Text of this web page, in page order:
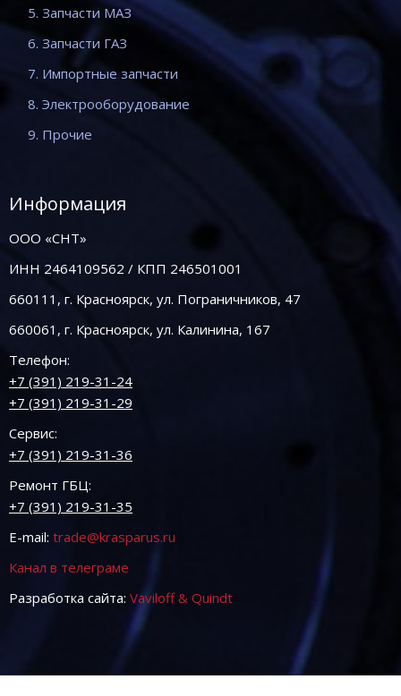
5. Запчасти МАЗ
6. Запчасти ГАЗ
7. Импортные запчасти
8. Электрооборудование
9. Прочие
Информация
ООО «СНТ»
ИНН 2464109562 / КПП 246501001
660111, г. Красноярск, ул. Пограничников, 47
660061, г. Красноярск, ул. Калинина, 167
Телефон:
+7 (391) 219-31-24
+7 (391) 219-31-29
Сервис:
+7 (391) 219-31-36
Ремонт ГБЦ:
+7 (391) 219-31-35
E-mail: trade@krasparus.ru
Канал в телеграме
Разработка сайта: Vaviloff & Quindt